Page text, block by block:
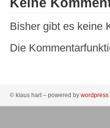
Keine
Bisher gibt es keine
Die
© klaus hart – powered by wordpress